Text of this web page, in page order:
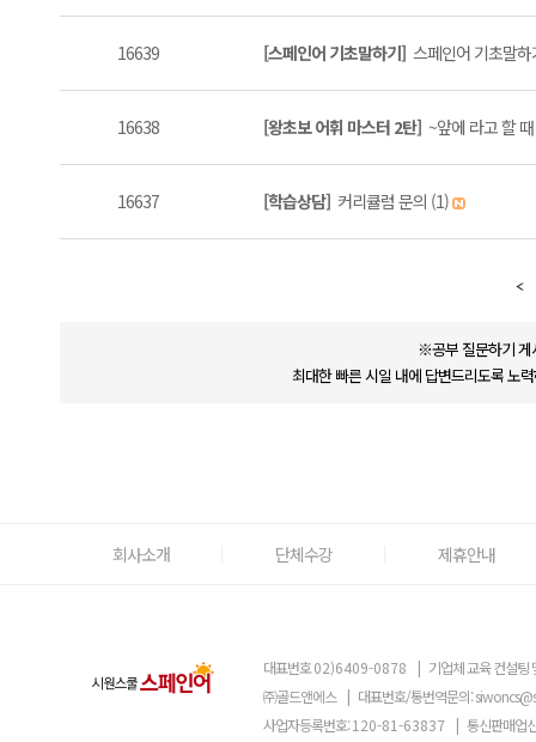
16639 [스페인어 기초말하기] 스페인어 기초말
16638 [왕초보 어휘 마스터 2탄] ~앞에 라고 할
16637 [학습상담] 커리큘럼 문의 (1)
※공부 질문하기 게
최대한 빠른 시일 내에 답변드리도록 노
회사소개 단체수강 제휴안내
대표번호02)6409-0878 | 기업체 교육 컨설팅
㈜골드앤에스 | 대표번호/통번역문의:
사업자등록번호:120-81-63837 | 통신판매업